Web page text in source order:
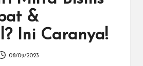
&
Ini Caranya!
08/09/2023